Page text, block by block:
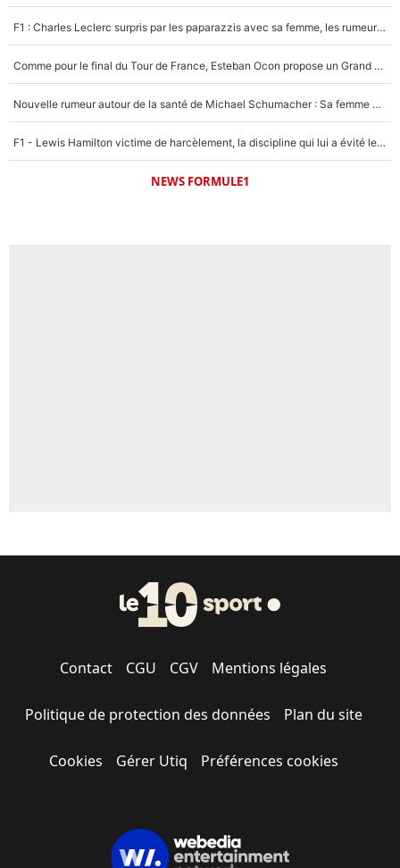
F1 : Charles Leclerc surpris par les paparazzis avec sa femme, les rumeurs étaient vraies !
Comme pour le final du Tour de France, Esteban Ocon propose un Grand Prix de Formule 1 à Paris : «Autour de l’Arc de Triomphe, ce serait génial» !
Nouvelle rumeur autour de la santé de Michael Schumacher : Sa femme Corinna sort du silence
F1 - Lewis Hamilton victime de harcèlement, la discipline qui lui a évité le pire : «J'aurais probablement mal tourné»
NEWS FORMULE1
Contact CGU CGV Mentions légales
Politique de protection des données Plan du site
Cookies Gérer Utiq Préférences cookies